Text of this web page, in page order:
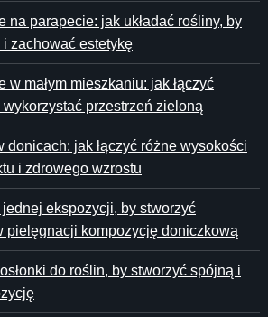
na parapecie: jak układać rośliny, by
i zachować estetykę
w małym mieszkaniu: jak łączyć
przestrzeń zieloną
donicach: jak łączyć różne wysokości
i zdrowego wzrostu
jednej ekspozycji, by stworzyć
pielęgnacji kompozycję doniczkową
do roślin, by stworzyć spójną i